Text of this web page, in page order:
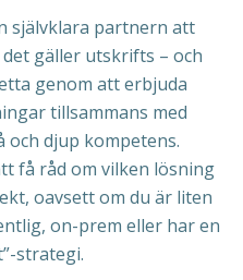
självklara partnern att
gäller utskrifts – och
genom att erbjuda
tillsammans med
och djup kompetens.
få råd om vilken lösning
oavsett om du är liten
on-prem eller har en
strategi.